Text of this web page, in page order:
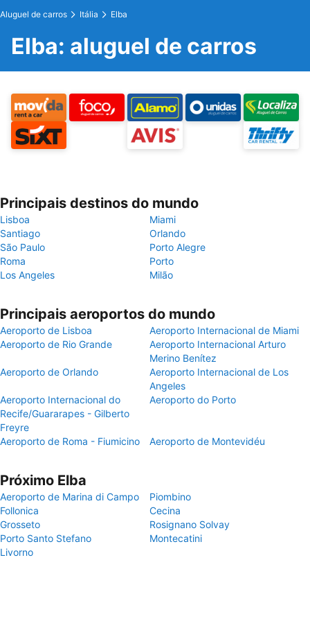
Aluguel de carros Itália Elba
Elba: aluguel de carros
Principais destinos do mundo
Lisboa
Miami
Santiago
Orlando
São Paulo
Porto Alegre
Roma
Porto
Los Angeles
Milão
Principais aeroportos do mundo
Aeroporto de Lisboa
Aeroporto Internacional de Miami
Aeroporto de Rio Grande
Aeroporto Internacional Arturo
Merino Benítez
Aeroporto de Orlando
Aeroporto Internacional de Los
Angeles
Aeroporto Internacional do
Recife/Guararapes - Gilberto
Freyre
Aeroporto do Porto
Aeroporto de Roma - Fiumicino Aeroporto de Montevidéu
Próximo Elba
Aeroporto de Marina di Campo
Piombino
Follonica
Cecina
Grosseto
Rosignano Solvay
Porto Santo Stefano
Montecatini
Livorno